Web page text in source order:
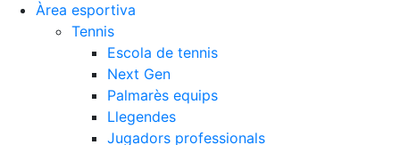
Àrea esportiva
Tennis
Escola de tennis
Next Gen
Palmarès equips
Llegendes
Jugadors professionals